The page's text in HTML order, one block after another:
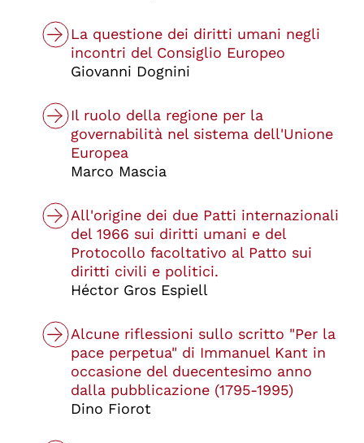
La questione dei diritti umani negli
incontri del Consiglio Europeo
Giovanni Dognini
Il ruolo della regione per la
governabilità nel sistema dell'Unione
Europea
Marco Mascia
All'origine dei due Patti internazionali
del 1966 sui diritti umani e del
Protocollo facoltativo al Patto sui
diritti civili e politici.
Héctor Gros Espiell
Alcune riflessioni sullo scritto "Per la
pace perpetua" di Immanuel Kant in
occasione del duecentesimo anno
dalla pubblicazione (1795-1995)
Dino Fiorot